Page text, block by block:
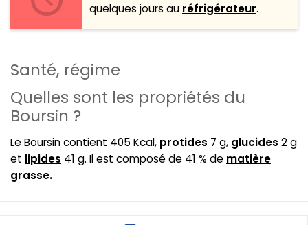
quelques jours au réfrigérateur.
Santé, régime
Quelles sont les propriétés du
Boursin ?
Le Boursin contient 405 Kcal, protides 7 g, glucides 2 g
et lipides 41 g. Il est composé de 41 % de matière
grasse.